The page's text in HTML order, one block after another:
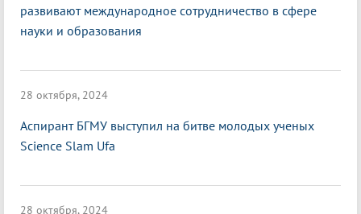
развивают международное сотрудничество в сфере
науки и образования
28 октября, 2024
Аспирант БГМУ выступил на битве молодых ученых
Science Slam Ufa
28 октября, 2024